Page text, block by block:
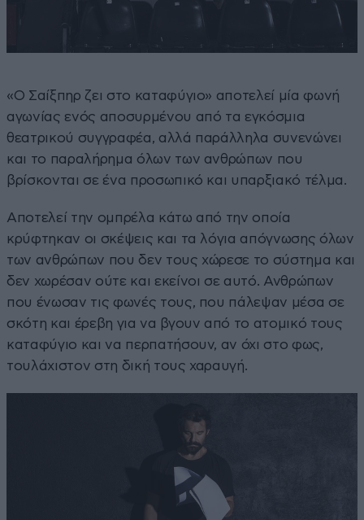
«Ο Σαίξπηρ ζει στο καταφύγιο» αποτελεί μία φωνή
αγωνίας ενός αποσυρμένου από τα εγκόσμια
θεατρικού συγγραφέα, αλλά παράλληλα συνενώνει
και το παραλήρημα όλων των ανθρώπων που
βρίσκονται σε ένα προσωπικό και υπαρξιακό τέλμα.
Αποτελεί την ομπρέλα κάτω από την οποία
κρύφτηκαν οι σκέψεις και τα λόγια απόγνωσης όλων
των ανθρώπων που δεν τους χώρεσε το σύστημα και
δεν χωρέσαν ούτε και εκείνοι σε αυτό. Ανθρώπων
που ένωσαν τις φωνές τους, που πάλεψαν μέσα σε
σκότη και έρεβη για να βγουν από το ατομικό τους
καταφύγιο και να περπατήσουν, αν όχι στο φως,
τουλάχιστον στη δική τους χαραυγή.